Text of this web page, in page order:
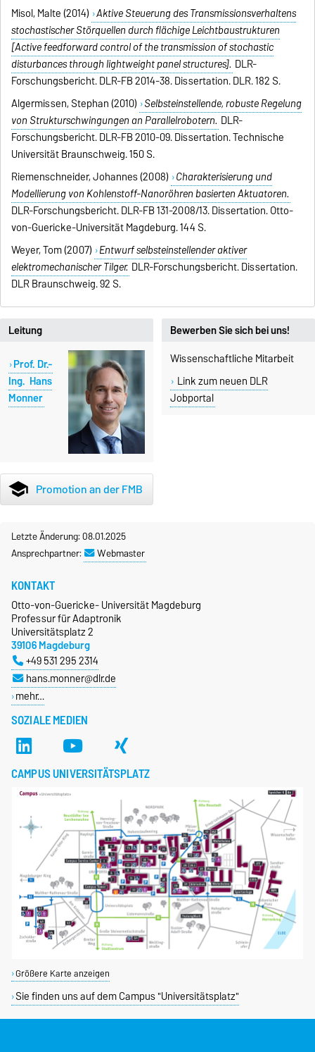
Misol, Malte (2014) Aktive Steuerung des Transmissionsverhaltens
stochastischer Störquellen durch flächige Leichtbaustrukturen
[Active feedforward control of the transmission of stochastic
disturbances through lightweight panel structures]. DLR-
Forschungsbericht. DLR-FB 2014-38. Dissertation. DLR. 182 S.
Algermissen, Stephan (2010) Selbsteinstellende, robuste Regelung
von Strukturschwingungen an Parallelrobotern. DLR-
Forschungsbericht. DLR-FB 2010-09. Dissertation. Technische
Universität Braunschweig. 150 S.
Riemenschneider, Johannes (2008) Charakterisierung und
Modellierung von Kohlenstoff-Nanoröhren basierten Aktuatoren.
DLR-Forschungsbericht. DLR-FB 131-2008/13. Dissertation. Otto-
von-Guericke-Universität Magdeburg. 144 S.
Weyer, Tom (2007) Entwurf selbsteinstellender aktiver
elektromechanischer Tilger. DLR-Forschungsbericht. Dissertation.
DLR Braunschweig. 92 S.
Leitung
Prof. Dr.-
Ing. Hans
Monner
school Promotion an der FMB
Bewerben Sie sich bei uns!
Wissenschaftliche Mitarbeit
Link zum neuen DLR
Jobportal
Letzte Änderung: 08.01.2025
Ansprechpartner:
Webmaster
SOZIALE MEDIEN
KONTAKT
Otto-von-Guericke- Universität Magdeburg
Professur für Adaptronik
Universitätsplatz 2
39106 Magdeburg
+49 531 295 2314
hans.monner@dlr.de
mehr…
CAMPUS UNIVERSITÄTSPLATZ
Größere Karte anzeigen
Sie finden uns auf dem Campus "Universitätsplatz"